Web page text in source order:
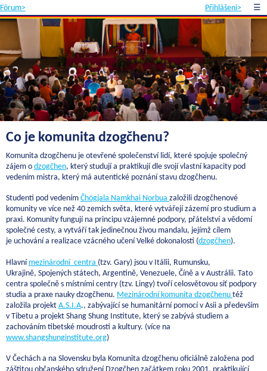
Fórum> Přihlášení> ☰
Co je komunita dzogčhenu?
Komunita dzogčhenu je otevřené společenství lidí, které spojuje společný
zájem o dzogčhen, který studují a praktikují dle svojí vlastní kapacity pod
vedením mistra, který má autentické poznání stavu dzogčhenu.
Studenti pod vedením Čhögjala Namkhai Norbua založili dzogčhenové
komunity ve více než 40 zemích světa, které vytvářejí zázemí pro studium a
praxi. Komunity fungují na principu vzájemné podpory, přátelství a vědomí
společné cesty, a vytváří tak jedinečnou živou mandalu, jejímž cílem
je uchování a realizace vzácného učení Velké dokonalosti (dzogčhen).
Hlavní mezinárodní centra (tzv. Gary) jsou v Itálii, Rumunsku,
Ukrajině, Spojených státech, Argentině, Venezuele, Číně a v Austrálii. Tato
centra společně s místními centry (tzv. Lingy) tvoří celosvětovou síť podpory
studia a praxe nauky dzogčhenu. Mezinárodní komunita dzogčhenu též
založila projekt A.S.I.A., zabývající se humanitární pomocí v Asii a především
v Tibetu a projekt Shang Shung Institute, který se zabývá studiem a
zachováním tibetské moudrosti a kultury. (více na
www.shangshunginstitute.org)
V Čechách a na Slovensku byla Komunita dzogčhenu oficiálně založena pod